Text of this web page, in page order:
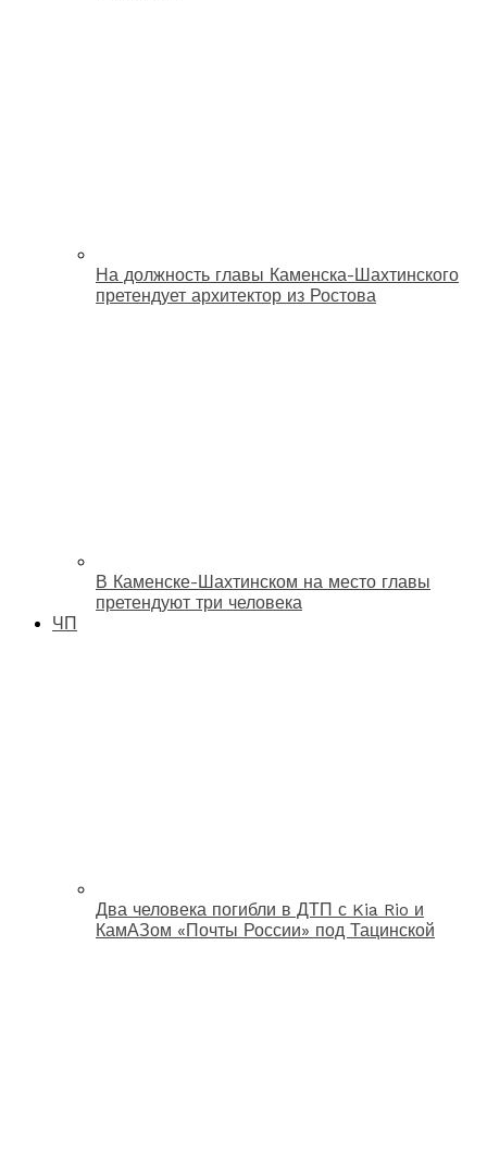
На должность главы Каменска-Шахтинского
претендует архитектор из Ростова
В Каменске-Шахтинском на место главы
претендуют три человека
ЧП
Два человека погибли в ДТП с Kia Rio и
КамАЗом «Почты России» под Тацинской